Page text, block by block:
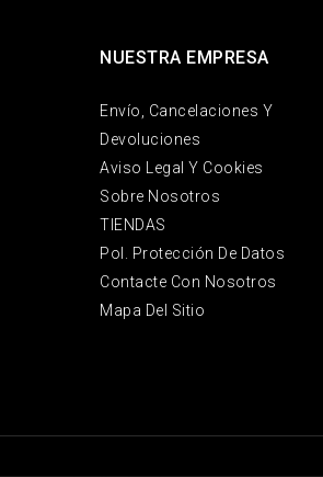
NUESTRA EMPRESA
Envío, Cancelaciones Y
Devoluciones
Aviso Legal Y Cookies
Sobre Nosotros
TIENDAS
Pol. Protección De Datos
Contacte Con Nosotros
Mapa Del Sitio